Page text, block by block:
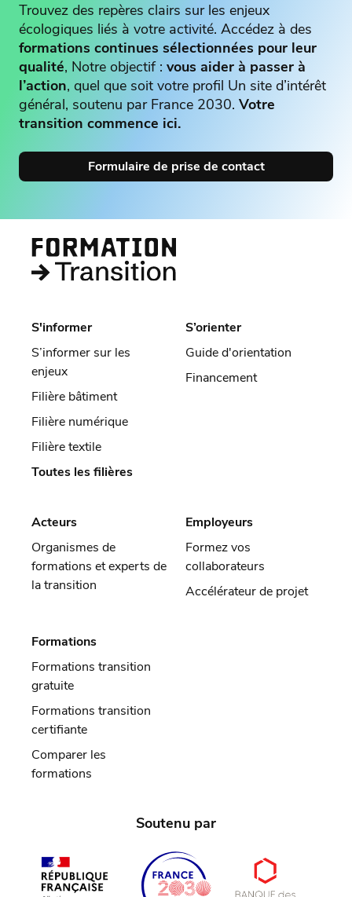
Trouvez des repères clairs sur les enjeux
écologiques liés à votre activité. Accédez à des
formations continues sélectionnées pour leur
qualité, Notre objectif : vous aider à passer à
l’action, quel que soit votre profil Un site d’intérêt
général, soutenu par France 2030. Votre
transition commence ici.
Formulaire de prise de contact
S'informer
S’informer sur les
enjeux
Filière bâtiment
Filière numérique
Filière textile
Toutes les filières
S’orienter
Guide d'orientation
Financement
Acteurs
Organismes de
formations et experts de
la transition
Employeurs
Formez vos
collaborateurs
Accélérateur de projet
Formations
Formations transition
gratuite
Formations transition
certifiante
Comparer les
formations
Soutenu par